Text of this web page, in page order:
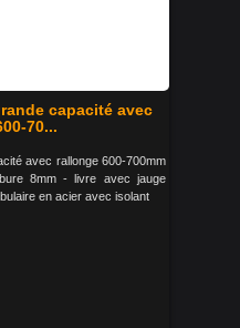
capacité avec
70...
avec rallonge 600-700mm
8mm - livre avec jauge
en acier avec isolant